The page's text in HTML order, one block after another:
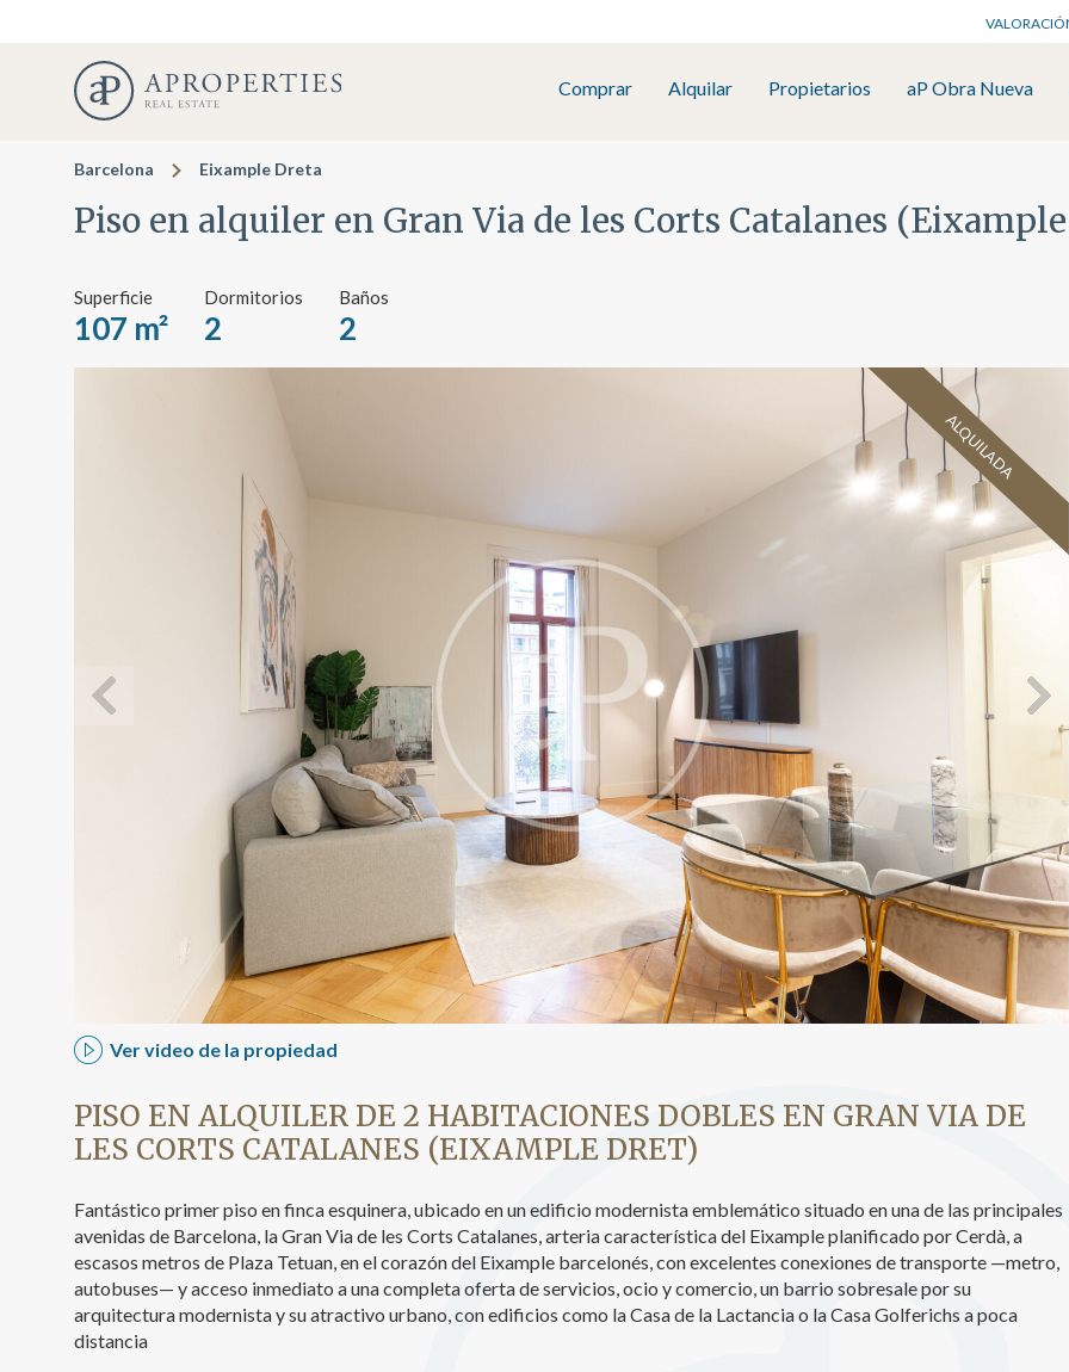
Comprar Alquilar Propietarios aP Obra Nueva
Barcelona Eixample Dreta
Piso en alquiler en Gran Via de les Corts Catalanes
Superficie
107 m²
Dormitorios
2
Baños
2
ALQUILADA
Ver video de la propiedad
PISO EN ALQUILER DE 2 HABITACIONES DOBLES EN GRAN VIA DE
LES CORTS CATALANES (EIXAMPLE DRET)
Fantástico primer piso en finca esquinera, ubicado en un edificio modernista emblemático situado en una de las principales
avenidas de Barcelona, la Gran Via de les Corts Catalanes, arteria característica del Eixample planificado por Cerdà, a
escasos metros de Plaza Tetuan, en el corazón del Eixample barcelonés, con excelentes conexiones de transporte —metro,
autobuses— y acceso inmediato a una completa oferta de servicios, ocio y comercio, un barrio sobresale por su
arquitectura modernista y su atractivo urbano, con edificios como la Casa de la Lactancia o la Casa Golferichs a poca
distancia
Modificar cookies
Técnicas y funcionales
Este sitio web utiliza Cookies propias para recopilar información con la finalidad
mejorar nuestros servicios. Si continua navegando, supone la aceptación de la
instalación de las mismas. El usuario tiene la posibilidad de configurar su
pudiendo, si así lo desea, impedir que sean instaladas en su disco duro,
deberá tener en cuenta que dicha acción podrá ocasionar dificultades de
Analíticas y personalización
Permiten realizar el seguimiento y análisis del comportamiento de los usuarios
sitio web. La información recogida mediante este tipo de cookies se utiliza en la
los usuarios con el fin de introducir mejoras en función del análisis de los datos
que hacen los usuarios del servicio. Permiten guardar la información de
del usuario para mejorar la calidad de nuestros servicios y para ofrecer una
experiencia a través de productos recomendados.
Marketing y publicidad